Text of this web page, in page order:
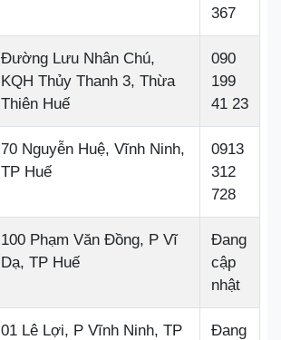
367
Đường Lưu Nhân Chú,
KQH Thủy Thanh 3, Thừa
Thiên Huế
090
199
41 23
70 Nguyễn Huệ, Vĩnh Ninh,
TP Huế
0913
312
728
100 Phạm Văn Đồng, P Vĩ
Dạ, TP Huế
Đang
cập
nhật
01 Lê Lợi, P Vĩnh Ninh, TP
Đang